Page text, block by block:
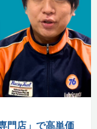
門店」で高単価